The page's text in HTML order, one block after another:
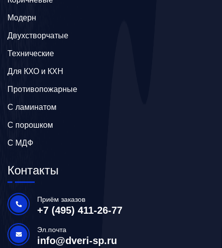
Модерн
Двухстворчатые
Технические
Для КХО и КХН
Противопожарные
С ламинатом
С порошком
С МДФ
Контакты
Приём заказов
+7 (495) 411-26-77
Эл.почта
info@dveri-sp.ru